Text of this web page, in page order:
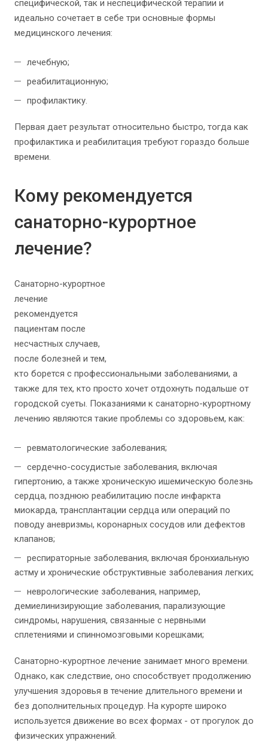
специфической, так и неспецифической терапии и
идеально сочетает в себе три основные формы
медицинского лечения:
лечебную;
реабилитационную;
профилактику.
Первая дает результат относительно быстро, тогда как
профилактика и реабилитация требуют гораздо больше
времени.
Кому рекомендуется
санаторно-курортное
лечение?
Санаторно-курортное
лечение
рекомендуется
пациентам после
несчастных случаев,
после болезней и тем,
кто борется с профессиональными заболеваниями, а
также для тех, кто просто хочет отдохнуть подальше от
городской суеты. Показаниями к санаторно-курортному
лечению являются такие проблемы со здоровьем, как:
ревматологические заболевания;
сердечно-сосудистые заболевания, включая
гипертонию, а также хроническую ишемическую болезнь
сердца, позднюю реабилитацию после инфаркта
миокарда, трансплантации сердца или операций по
поводу аневризмы, коронарных сосудов или дефектов
клапанов;
респираторные заболевания, включая бронхиальную
астму и хронические обструктивные заболевания легких;
неврологические заболевания, например,
демиелинизирующие заболевания, парализующие
синдромы, нарушения, связанные с нервными
сплетениями и спинномозговыми корешками;
Санаторно-курортное лечение занимает много времени.
Однако, как следствие, оно способствует продолжению
улучшения здоровья в течение длительного времени и
без дополнительных процедур. На курорте широко
используется движение во всех формах - от прогулок до
физических упражнений.